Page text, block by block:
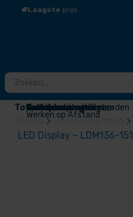
Laagste prijs
Totaaloplossingen
Touchscreens / Digiborden
Presentatieschermen
Audio
Draadloos presenteren
Videoconferentie
Narrowcasting
Accessoires
Outlet
Werken op Afstand
Home> Beeldschermen >
LED Display – LDM136-151